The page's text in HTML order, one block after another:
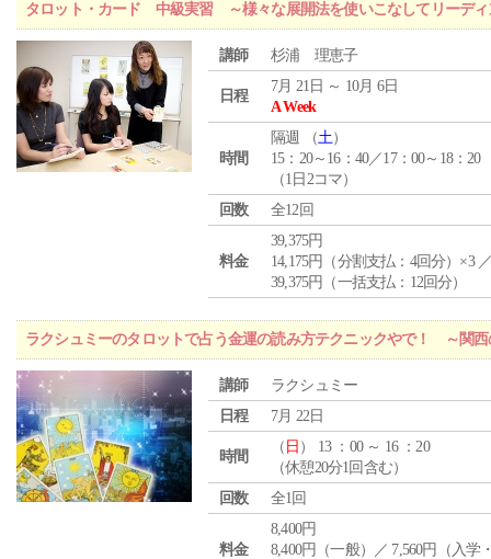
タロット・カード 中級実習 ～様々な展開法を使いこなしてリーディ
講師 杉浦 理恵子
日程
7月 21日 ～ 10月 6日
A Week
時間
隔週 （土）
15：20～16：40／17：00～18：20
（1日2コマ）
回数
全12回
料金
39,375円
14,175円（分割支払：4回分）×3
39,375円（一括支払：12回分）
ラクシュミーのタロットで占う金運の読み方テクニックやで！ ～関
講師
ラクシュミー
日程
7月 22日
時間
（ 日 ） 13 ：00 ～ 16 ：20
（休憩20分1回含む）
回数
全1回
料金
8,400円
8,400円（一般）／ 7,560円（入学